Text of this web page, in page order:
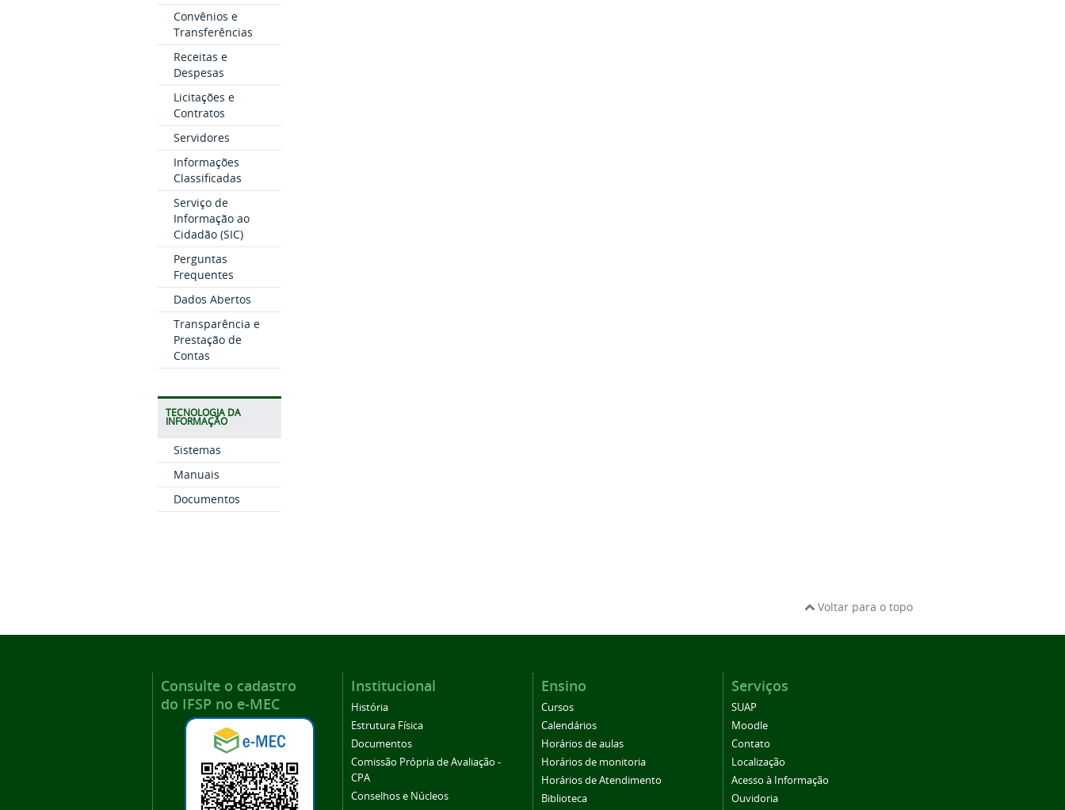
Convênios e
Transferências
Receitas e
Despesas
Licitações e
Contratos
Servidores
Informações
Classificadas
Serviço de
Informação ao
Cidadão (SIC)
Perguntas
Frequentes
Dados Abertos
Transparência e
Prestação de
Contas
TECNOLOGIA DA
INFORMAÇÃO
Sistemas
Manuais
Documentos
Voltar para o topo
Consulte o cadastro
do IFSP no e-MEC
Institucional
História
Estrutura Física
Documentos
Comissão Própria de Avaliação -
CPA
Conselhos e Núcleos
Ensino
Cursos
Calendários
Horários de aulas
Horários de monitoria
Horários de Atendimento
Biblioteca
Serviços
SUAP
Moodle
Contato
Localização
Acesso à Informação
Ouvidoria